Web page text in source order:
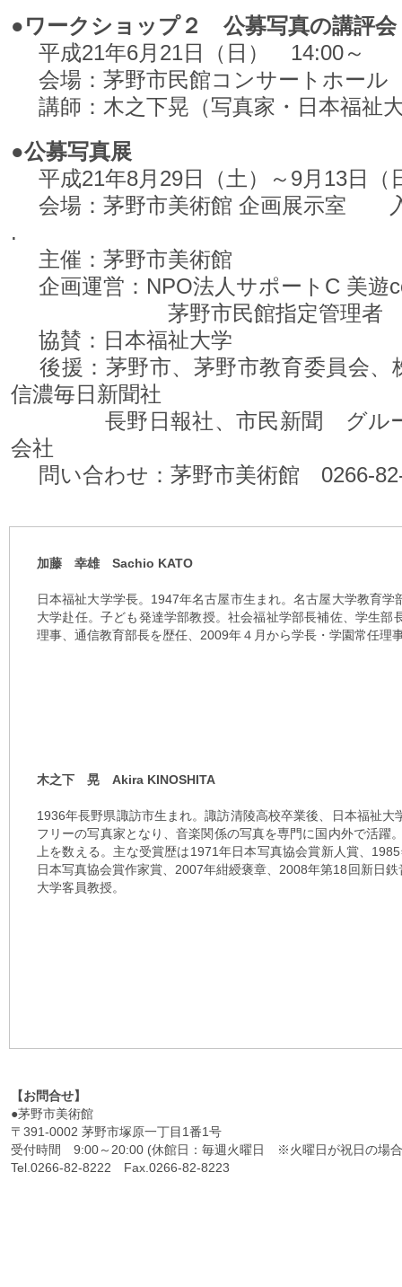
●ワークショップ２ 公募写真の講評会
平成21年6月21日（日） 14:00～
会場：茅野市民館コンサートホー
講師：木之下晃（写真家・日本福祉
●公募写真展
平成21年8月29日（土）～9月13日（
会場：茅野市美術館 企画展示室
.
主催：茅野市美術館
企画運営：NPO法人サポートC 美遊
茅野市民館指定管理者 株式
協賛：日本福祉大学
後援：茅野市、茅野市教育委員会、
信濃毎日新聞社
長野日報社、市民新聞 グルー
会社
問い合わせ：茅野市美術館 0266-
加藤 幸雄 Sachio KATO
日本福祉大学学長。1947年名古屋市生まれ。名古屋大学教育
大学赴任。子ども発達学部教授。社会福祉学部長補佐、学生部
理事、通信教育部長を歴任、2009年４月から学長・学園常任理
木之下 晃 Akira KINOSHITA
1936年長野県諏訪市生まれ。諏訪清陵高校卒業後、日本福祉
フリーの写真家となり、音楽関係の写真を専門に国内外で活躍
上を数える。主な受賞歴は1971年日本写真協会賞新人賞、
日本写真協会賞作家賞、2007年紺綬褒章、2008年第18回新日
大学客員教授。
【お問合せ】
●茅野市美術館
〒391-0002 茅野市塚原一丁目1番1号
受付時間 9:00～20:00 (休館日：毎週火曜日 ※火曜日が祝日の場合
Tel.0266‐82‐8222 Fax.0266‐82‐8223